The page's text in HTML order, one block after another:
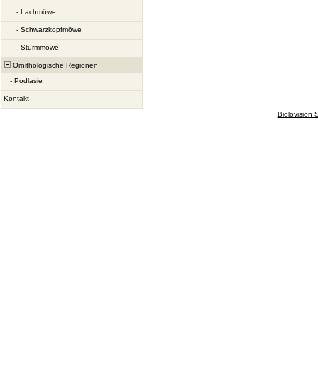
- Lachmöwe
- Schwarzkopfmöwe
- Sturmmöwe
Ornithologische Regionen
- Podlasie
Kontakt
Biolovision